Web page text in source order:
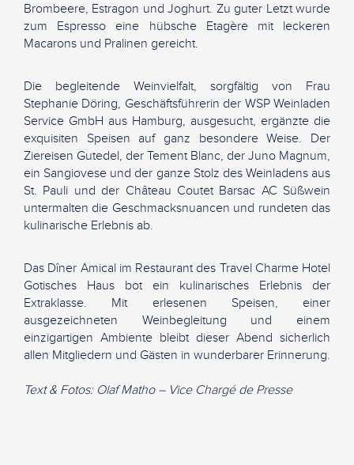
Brombeere, Estragon und Joghurt. Zu guter Letzt wurde
zum Espresso eine hübsche Etagère mit leckeren
Macarons und Pralinen gereicht.
Die begleitende Weinvielfalt, sorgfältig von Frau
Stephanie Döring, Geschäftsführerin der WSP Weinladen
Service GmbH aus Hamburg, ausgesucht, ergänzte die
exquisiten Speisen auf ganz besondere Weise. Der
Ziereisen Gutedel, der Tement Blanc, der Juno Magnum,
ein Sangiovese und der ganze Stolz des Weinladens aus
St. Pauli und der Château Coutet Barsac AC Süßwein
untermalten die Geschmacksnuancen und rundeten das
kulinarische Erlebnis ab.
Das Dîner Amical im Restaurant des Travel Charme Hotel
Gotisches Haus bot ein kulinarisches Erlebnis der
Extraklasse. Mit erlesenen Speisen, einer
ausgezeichneten Weinbegleitung und einem
einzigartigen Ambiente bleibt dieser Abend sicherlich
allen Mitgliedern und Gästen in wunderbarer Erinnerung.
Text & Fotos: Olaf Matho – Vice Chargé de Presse